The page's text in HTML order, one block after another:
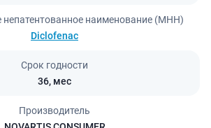
наименование (МНН)
Diclofenac
Срок годности
36, мес
Производитель